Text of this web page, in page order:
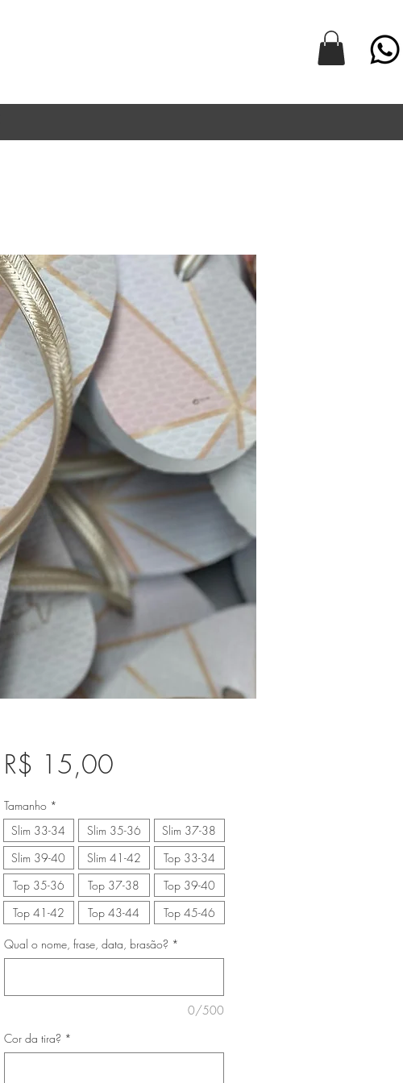
R$ 15,00Preço
Tamanho *
Slim 33-34
Slim 35-36
Slim 37-38
Slim 39-40
Slim 41-42
Top 33-34
Top 35-36
Top 37-38
Top 39-40
Top 41-42
Top 43-44 Top 45-46
Qual o nome, frase, data, brasão? *
0/500
Cor da tira? *